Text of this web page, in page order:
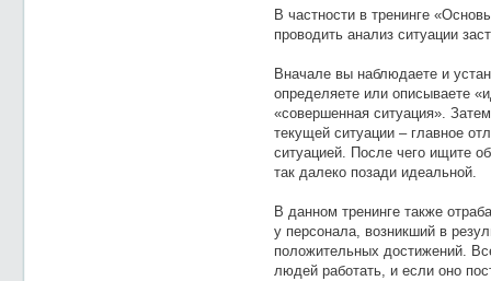
В частности в тренинге
проводить анализ ситуации
Вначале вы наблюдаете и
определяете или описываете
«совершенная ситуация».
текущей ситуации – главное
ситуацией. После чего ищите
так далеко позади идеальной.
В данном тренинге также
у персонала, возникший в
положительных достижений.
людей работать, и если оно